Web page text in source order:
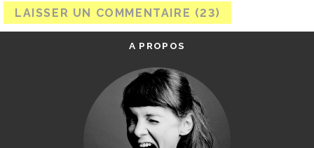
A PROPOS